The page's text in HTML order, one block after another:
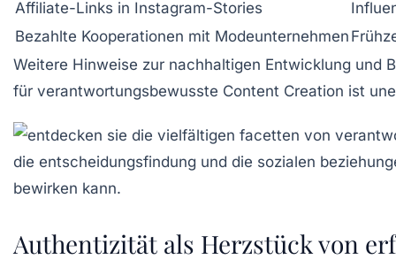
Affiliate-Links in Instagram-Stories
Bezahlte Kooperationen mit Modeunternehmen
Weitere Hinweise zur nachhaltigen Entwicklung und
für verantwortungsbewusste Content Creation ist
Authentizität als Herzstück von